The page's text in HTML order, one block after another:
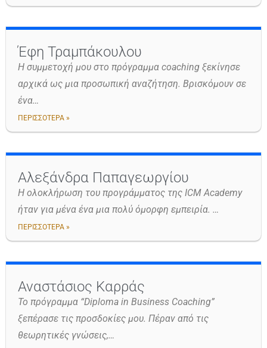
Έφη Τραμπάκουλου
Η συμμετοχή μου στο πρόγραμμα coaching ξεκίνησε
αρχικά ως μια προσωπική αναζήτηση. Βρισκόμουν σε
ένα…
ΠΕΡΙΣΣΟΤΕΡΑ »
Αλεξάνδρα Παπαγεωργίου
H ολοκλήρωση του προγράμματος της ICM Academy
ήταν για μένα ένα μια πολύ όμορφη εμπειρία. …
ΠΕΡΙΣΣΟΤΕΡΑ »
Αναστάσιος Καρράς
Το πρόγραμμα “Diploma in Business Coaching”
ξεπέρασε τις προσδοκίες μου. Πέραν από τις
θεωρητικές γνώσεις,…